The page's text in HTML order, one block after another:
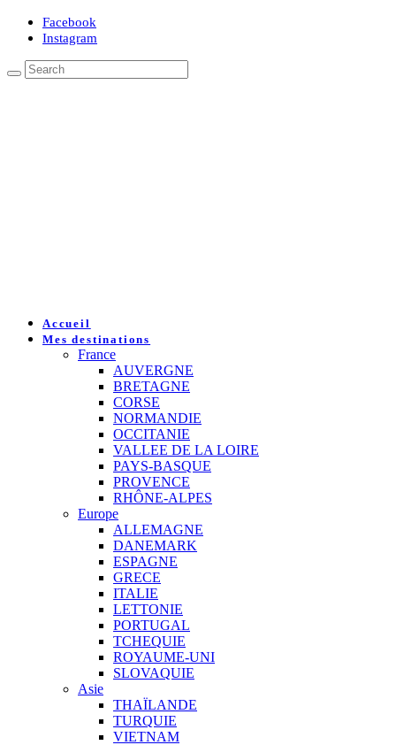
Facebook
Instagram
Accueil
Mes destinations
France
AUVERGNE
BRETAGNE
CORSE
NORMANDIE
OCCITANIE
VALLEE DE LA LOIRE
PAYS-BASQUE
PROVENCE
RHÔNE-ALPES
Europe
ALLEMAGNE
DANEMARK
ESPAGNE
GRECE
ITALIE
LETTONIE
PORTUGAL
TCHEQUIE
ROYAUME-UNI
SLOVAQUIE
Asie
THAÏLANDE
TURQUIE
VIETNAM